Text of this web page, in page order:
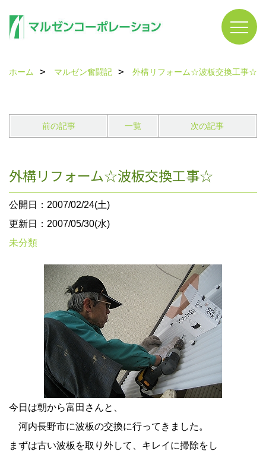
ホーム マルゼン奮闘記 外構リフォーム☆波板交換工事☆
前の記事 一覧 次の記事
外構リフォーム☆波板交換工事☆
公開日：2007/02/24(土)
更新日：2007/05/30(水)
未分類
今日は朝から富田さんと、
河内長野市に波板の交換に行ってきました。
まずは古い波板を取り外して、キレイに掃除をし